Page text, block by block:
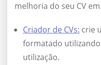
melhoria do seu CV
Criador de CVs: crie
formatado
utilização.